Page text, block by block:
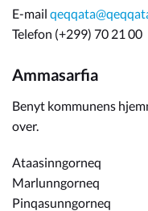
E-mail
Telefon (+299) 70 21 00
Ammasarfia
Benyt kommunens
over.
Ataasinngorneq
Marlunngorneq
Pinqasunngorneq